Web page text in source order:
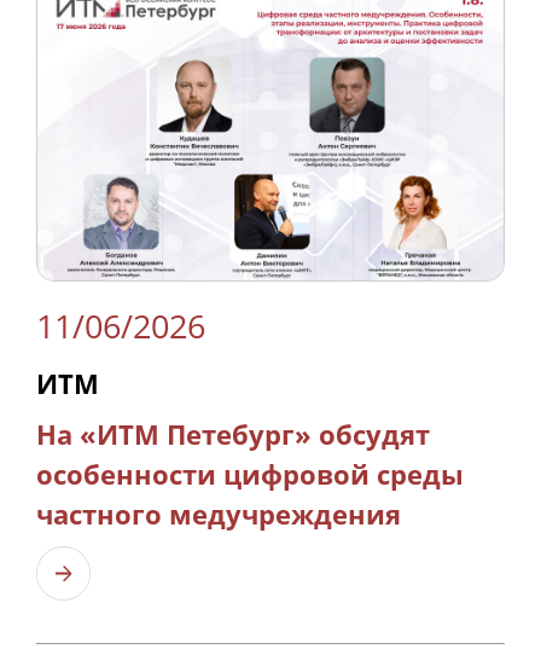
11/06/2026
ИТМ
На «ИТМ Петебург» обсудят
особенности цифровой среды
частного медучреждения